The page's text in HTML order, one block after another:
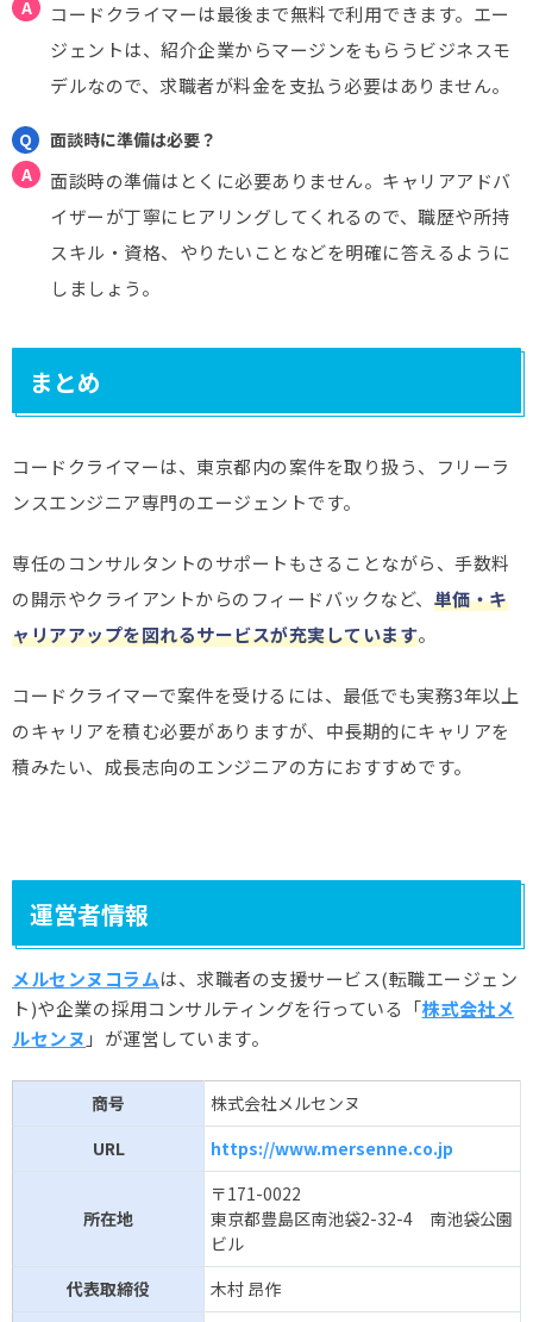
コードクライマーは最後まで無料で利用できます。エー
ジェントは、紹介企業からマージンをもらうビジネスモ
デルなので、求職者が料金を支払う必要はありません。
面談時に準備は必要？
面談時の準備はとくに必要ありません。キャリアアドバ
イザーが丁寧にヒアリングしてくれるので、職歴や所持
スキル・資格、やりたいことなどを明確に答えるように
しましょう。
まとめ
コードクライマーは、東京都内の案件を取り扱う、フリーラ
ンスエンジニア専門のエージェントです。
専任のコンサルタントのサポートもさることながら、手数料
の開示やクライアントからのフィードバックなど、 単価・キ
ャリアアップを図れるサービスが充実しています。
コードクライマーで案件を受けるには、最低でも実務3年以上
のキャリアを積む必要がありますが、中長期的にキャリアを
積みたい、成長志向のエンジニアの方におすすめです。
運営者情報
メルセンヌコラムは、求職者の支援サービス(転職エージェン
ト)や企業の採用コンサルティングを行っている「株式会社メ
ルセンヌ 」が運営しています。
商号
株式会社メルセンヌ
URL
https://www.mersenne.co.jp
所在地
〒171-0022
東京都豊島区南池袋2-32-4 南池袋公園
ビル
代表取締役
木村 昂作